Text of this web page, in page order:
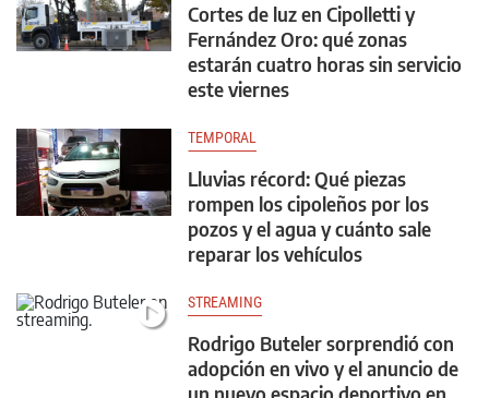
Cortes de luz en Cipolletti y
Fernández Oro: qué zonas
estarán cuatro horas sin servicio
este viernes
TEMPORAL
Lluvias récord: Qué piezas
rompen los cipoleños por los
pozos y el agua y cuánto sale
reparar los vehículos
STREAMING
Rodrigo Buteler sorprendió con
adopción en vivo y el anuncio de